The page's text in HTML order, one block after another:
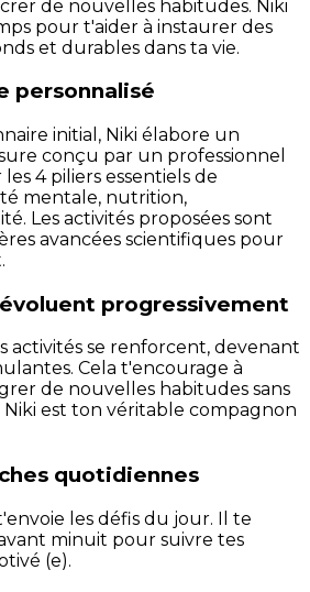
de nouvelles habitudes. Niki
pour t'aider à instaurer des
et durables dans ta vie.
personnalisé
initial, Niki élabore un
conçu par un professionnel
4 piliers essentiels de
mentale, nutrition,
Les activités proposées sont
avancées scientifiques pour
progressivement
activités se renforcent, devenant
Cela t'encourage à
de nouvelles habitudes sans
est ton véritable compagnon
quotidiennes
les défis du jour. Il te
minuit pour suivre tes
(e).